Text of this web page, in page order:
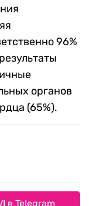
96%
органов
(65%).
в Telegram